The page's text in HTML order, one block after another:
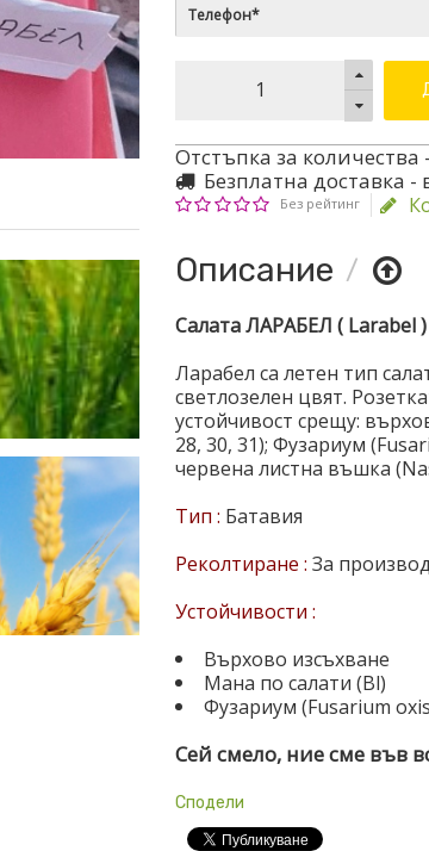
Отстъпка за количества
Безплатна доставка -
Без рейтинг
Описание
Салата ЛАРАБЕЛ ( Larabel )
Ларабел са летен тип
светлозелен цвят.
устойчивост срещу:
28, 30, 31); Фузариум
червена листна въшка
Тип : Батавия
Реколтиране : За
Устойчивости :
Върхово изсъхване
Мана по салати (Bl)
Фузариум (Fusarium
Сей смело, ние сме във
Сподели